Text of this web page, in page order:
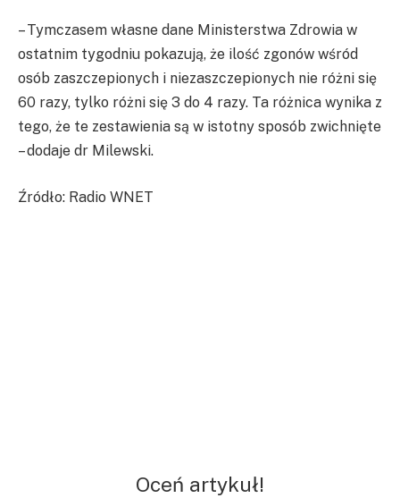
– Tymczasem własne dane Ministerstwa Zdrowia w
ostatnim tygodniu pokazują, że ilość zgonów wśród
osób zaszczepionych i niezaszczepionych nie różni się
60 razy, tylko różni się 3 do 4 razy. Ta różnica wynika z
tego, że te zestawienia są w istotny sposób zwichnięte
– dodaje dr Milewski.
Źródło: Radio WNET
Oceń artykuł!